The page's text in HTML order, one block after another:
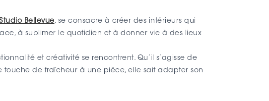
Bellevue, se consacre à créer des intérieurs qui
à sublimer le quotidien et à donner vie à des lieux
et créativité se rencontrent. Qu’il s’agisse de
touche de fraîcheur à une pièce, elle sait adapter son